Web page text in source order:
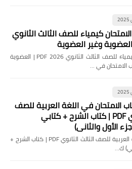
كيمياء للصف الثالث الثانوي
📘 تحميل كتاب الامتحان في الكيمياء للصف الثالث الثانوي 2026 PDF | العضوية
الامتحان في …
الامتحان في اللغة العربية للصف
الثالث الثانوي PDF | كتاب الشرح + كتابي
الأول والثاني)
📘 تحميل كتاب الامتحان في اللغة العربية للصف الثالث الثانوي PDF | كتاب الشرح +
ك…